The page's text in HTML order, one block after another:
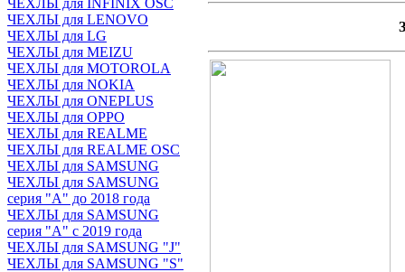
ЧЕХЛЫ для INFINIX OSC
ЧЕХЛЫ для LENOVO
ЧЕХЛЫ для LG
ЧЕХЛЫ для MEIZU
ЧЕХЛЫ для MOTOROLA
ЧЕХЛЫ для NOKIA
ЧЕХЛЫ для ONEPLUS
ЧЕХЛЫ для OPPO
ЧЕХЛЫ для REALME
ЧЕХЛЫ для REALME OSC
ЧЕХЛЫ для SAMSUNG
ЧЕХЛЫ для SAMSUNG
серия "A" до 2018 года
ЧЕХЛЫ для SAMSUNG
серия "A" с 2019 года
ЧЕХЛЫ для SAMSUNG "J"
ЧЕХЛЫ для SAMSUNG "S"